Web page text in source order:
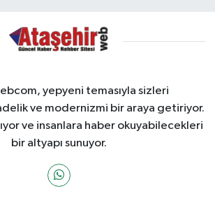
yepyeni temasıyla sizleri
ve modernizmi bir araya getiriyor.
ve insanlara haber okuyabilecekleri
bir altyapı sunuyor.